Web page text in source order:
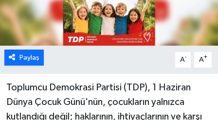
Paylaş A- A+
Toplumcu Demokrasi Partisi (TDP), 1 Haziran
Dünya Çocuk Günü'nün, çocukların yalnızca
kutlandığı değil; haklarının, ihtiyaçlarının ve karşı
GÜNEY KIBRIS
İÇ HABERLER
KÜLTÜR SANAT
LAPTA
LEFKOŞA